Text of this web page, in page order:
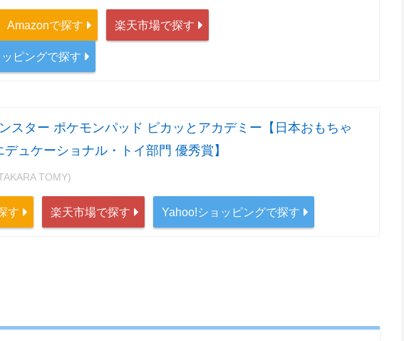
Amazonで探す 楽天市場で探す
ピングで探す
スター ポケモンパッド ピカッとアカデミー【日本おもちゃ
ュケーショナル・トイ部門 優秀賞】
TOMY)
す 楽天市場で探す Yahoo!ショッピングで探す